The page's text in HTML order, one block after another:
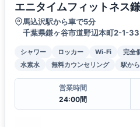
エニタイムフィットネス
馬込沢駅から車で5分
千葉県鎌ヶ谷市道野辺本町2-1-33
シャワー ロッカー Wi-Fi 完全
水素水
無料カウンセリング 駅か
営業時間
24:00間